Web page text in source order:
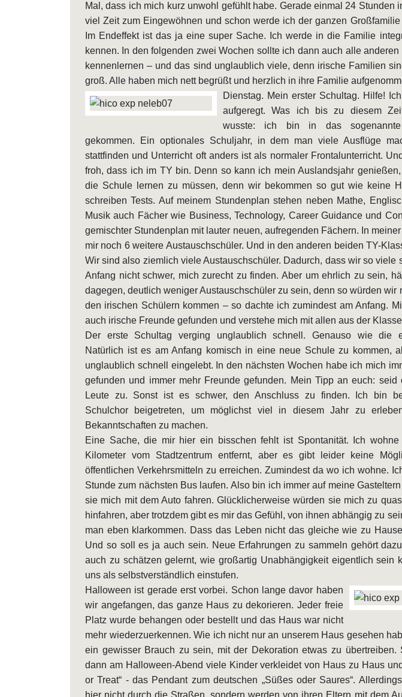
Mal, dass ich mich kurz unwohl gefühlt habe. Gerade einmal 24 Stunden
viel Zeit zum Eingewöhnen und schon werde ich der ganzen Großfamilie
Im Endeffekt ist das ja eine super Sache. Ich werde in die Familie
kennen. In den folgenden zwei Wochen sollte ich dann auch alle
kennenlernen – und das sind unglaublich viele, denn irische Familien
groß. Alle haben mich nett begrüßt und herzlich in ihre Familie
Dienstag. Mein erster Schultag. Hilfe!
aufgeregt. Was ich bis zu diesem
wusste: ich bin in das sogenannte
gekommen. Ein optionales Schuljahr, in dem man viele Ausflüge
stattfinden und Unterricht oft anders ist als normaler Frontalunterricht.
froh, dass ich im TY bin. Denn so kann ich mein Auslandsjahr
die Schule lernen zu müssen, denn wir bekommen so gut wie keine
schreiben Tests. Auf meinem Stundenplan stehen neben Mathe,
Musik auch Fächer wie Business, Technology, Career Guidance und
gemischter Stundenplan mit lauter neuen, aufregenden Fächern. In
mir noch 6 weitere Austauschschüler. Und in den anderen beiden TY-
Wir sind also ziemlich viele Austauschschüler. Dadurch, dass wir so viele
Anfang nicht schwer, mich zurecht zu finden. Aber um ehrlich zu sein,
dagegen, deutlich weniger Austauschschüler zu sein, denn so würden wir
den irischen Schülern kommen – so dachte ich zumindest am Anfang.
auch irische Freunde gefunden und verstehe mich mit allen aus der
Der erste Schultag verging unglaublich schnell. Genauso wie die
Natürlich ist es am Anfang komisch in eine neue Schule zu kommen,
unglaublich schnell eingelebt. In den nächsten Wochen habe ich mich
gefunden und immer mehr Freunde gefunden. Mein Tipp an euch: seid
Leute zu. Sonst ist es schwer, den Anschluss zu finden. Ich bin
Schulchor beigetreten, um möglichst viel in diesem Jahr zu
Bekanntschaften zu machen.
Eine Sache, die mir hier ein bisschen fehlt ist Spontanität. Ich
Kilometer vom Stadtzentrum entfernt, aber es gibt leider keine
öffentlichen Verkehrsmitteln zu erreichen. Zumindest da wo ich wohne.
Stunde zum nächsten Bus laufen. Also bin ich immer auf meine
sie mich mit dem Auto fahren. Glücklicherweise würden sie mich zu
hinfahren, aber trotzdem gibt es mir das Gefühl, von ihnen abhängig zu
man eben klarkommen. Dass das Leben nicht das gleiche wie zu
Und so soll es ja auch sein. Neue Erfahrungen zu sammeln gehört
auch zu schätzen gelernt, wie großartig Unabhängigkeit eigentlich sein
uns als selbstverständlich einstufen.
Halloween ist gerade erst vorbei. Schon lange davor haben
wir angefangen, das ganze Haus zu dekorieren. Jeder freie
Platz wurde behangen oder bestellt und das Haus war nicht
mehr wiederzuerkennen. Wie ich nicht nur an unserem Haus gesehen
ein gewisser Brauch zu sein, mit der Dekoration etwas zu übertreiben.
dann am Halloween-Abend viele Kinder verkleidet von Haus zu Haus
or Treat“ - das Pendant zum deutschen „Süßes oder Saures“.